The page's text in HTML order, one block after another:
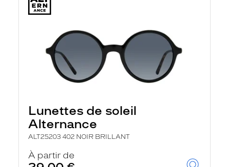
Lunettes de soleil
Alternance
ALT25203 402 NOIR BRILLANT
À partir de